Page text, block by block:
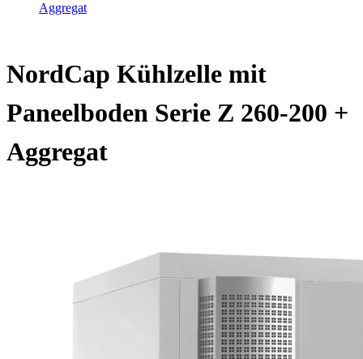
Aggregat
NordCap Kühlzelle mit
Paneelboden Serie Z 260-200 +
Aggregat